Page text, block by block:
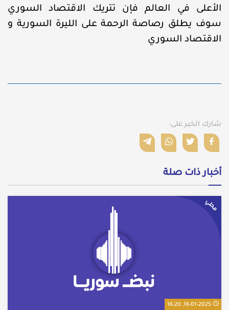
الأعلى في العالم فإن تتريك الاقتصاد السوري
سوف يطلق رصاصة الرحمة على الليرة السورية و
الاقتصاد السوري
شارك الخبر على:
أخبار ذات صلة
محلي
16-01-2025, 16:20